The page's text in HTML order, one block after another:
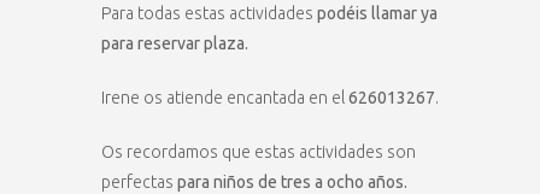
Para todas estas actividades podéis llamar ya
para reservar plaza.
Irene os atiende encantada en el 626013267.
Os recordamos que estas actividades son
perfectas para niños de tres a ocho años.